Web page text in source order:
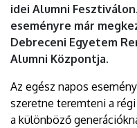
idei Alumni
eseményre már
Debreceni Egyetem
Alumni Központja.
Az egész napos
szeretne teremteni a
a különböző